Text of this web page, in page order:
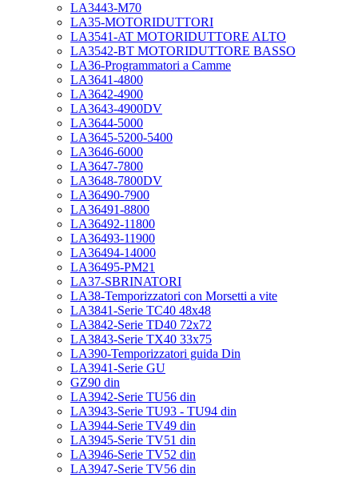
LA3443-M70
LA35-MOTORIDUTTORI
LA3541-AT MOTORIDUTTORE ALTO
LA3542-BT MOTORIDUTTORE BASSO
LA36-Programmatori a Camme
LA3641-4800
LA3642-4900
LA3643-4900DV
LA3644-5000
LA3645-5200-5400
LA3646-6000
LA3647-7800
LA3648-7800DV
LA36490-7900
LA36491-8800
LA36492-11800
LA36493-11900
LA36494-14000
LA36495-PM21
LA37-SBRINATORI
LA38-Temporizzatori con Morsetti a vite
LA3841-Serie TC40 48x48
LA3842-Serie TD40 72x72
LA3843-Serie TX40 33x75
LA390-Temporizzatori guida Din
LA3941-Serie GU
GZ90 din
LA3942-Serie TU56 din
LA3943-Serie TU93 - TU94 din
LA3944-Serie TV49 din
LA3945-Serie TV51 din
LA3946-Serie TV52 din
LA3947-Serie TV56 din